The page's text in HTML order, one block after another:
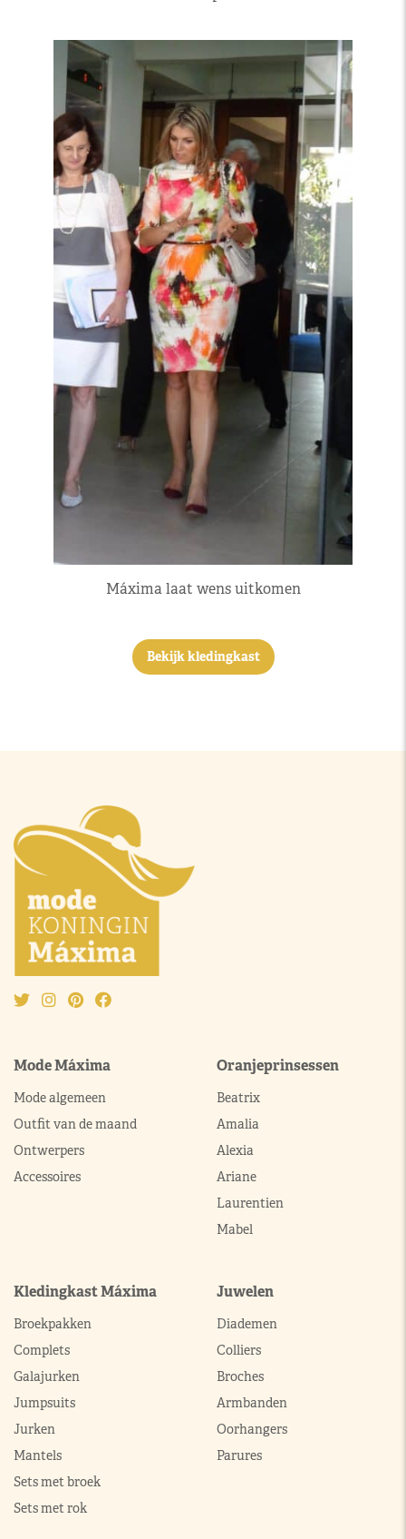
Máxima laat wens uitkomen
Bekijk kledingkast
Mode Máxima
Mode algemeen
Outfit van de maand
Ontwerpers
Accessoires
Oranjeprinsessen
Beatrix
Amalia
Alexia
Ariane
Laurentien
Mabel
Kledingkast Máxima
Broekpakken
Complets
Galajurken
Jumpsuits
Jurken
Mantels
Sets met broek
Sets met rok
Juwelen
Diademen
Colliers
Broches
Armbanden
Oorhangers
Parures